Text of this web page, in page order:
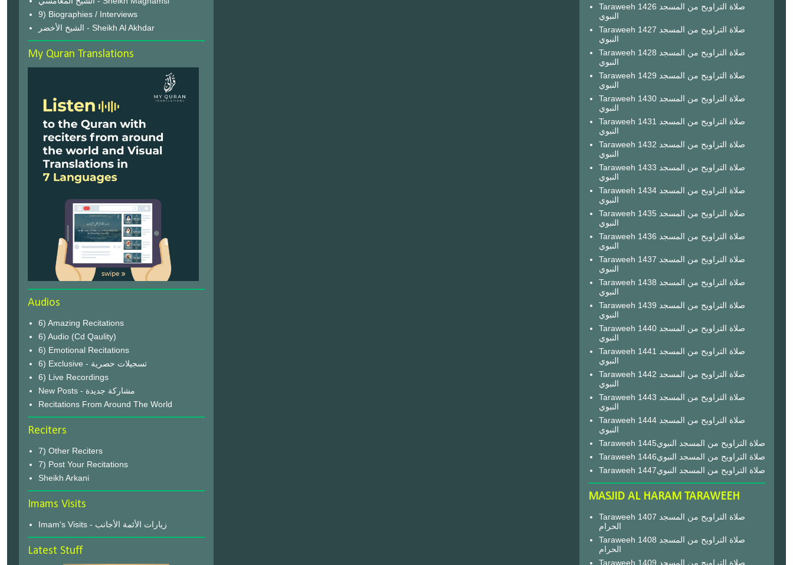
9) Biographies / Interviews
الشيخ الأخضر - Sheikh Al Akhdar
My Quran Translations
Audios
6) Amazing Recitations
6) Audio (Cd Qaulity)
6) Emotional Recitations
6) Exclusive - تسجيلات حصرية
6) Live Recordings
New Posts - مشاركة جديدة
Recitations From Around The World
Reciters
7) Other Reciters
7) Post Your Recitations
Sheikh Arkani
Imams Visits
Imam's Visits - زيارات الأئمة الأجانب
Latest Stuff
Taraweeh 1426 صلاة التراويح من المسجد
النبوي
Taraweeh 1427 صلاة التراويح من المسجد
النبوي
Taraweeh 1428 صلاة التراويح من المسجد
النبوي
Taraweeh 1429 صلاة التراويح من المسجد
النبوي
Taraweeh 1430 صلاة التراويح من المسجد
النبوي
Taraweeh 1431 صلاة التراويح من المسجد
النبوي
Taraweeh 1432 صلاة التراويح من المسجد
النبوي
Taraweeh 1433 صلاة التراويح من المسجد
النبوي
Taraweeh 1434 صلاة التراويح من المسجد
النبوي
Taraweeh 1435 صلاة التراويح من المسجد
النبوي
Taraweeh 1436 صلاة التراويح من المسجد
النبوي
Taraweeh 1437 صلاة التراويح من المسجد
النبوي
Taraweeh 1438 صلاة التراويح من المسجد
النبوي
Taraweeh 1439 صلاة التراويح من المسجد
النبوي
Taraweeh 1440 صلاة التراويح من المسجد
النبوي
Taraweeh 1441 صلاة التراويح من المسجد
النبوي
Taraweeh 1442 صلاة التراويح من المسجد
النبوي
Taraweeh 1443 صلاة التراويح من المسجد
النبوي
Taraweeh 1444 صلاة التراويح من المسجد
النبوي
Taraweeh 1445صلاة التراويح من المسجد النبوي
Taraweeh 1446صلاة التراويح من المسجد النبوي
Taraweeh 1447صلاة التراويح من المسجد النبوي
MASJID AL HARAM TARAWEEH
Taraweeh 1407 صلاة التراويح من المسجد
الحرام
Taraweeh 1408 صلاة التراويح من المسجد
الحرام
Taraweeh 1409 صلاة التراويح من المسجد